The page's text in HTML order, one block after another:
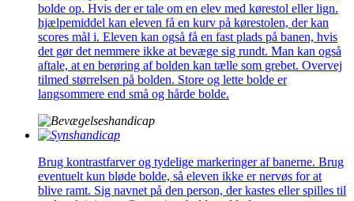
bolde op. Hvis der er tale om en elev med kørestol eller lign.
hjælpemiddel kan eleven få en kurv på kørestolen, der kan
scores mål i. Eleven kan også få en fast plads på banen, hvis
det gør det nemmere ikke at bevæge sig rundt. Man kan også
aftale, at en berøring af bolden kan tælle som grebet. Overvej
tilmed størrelsen på bolden. Store og lette bolde er
langsommere end små og hårde bolde.
Brug kontrastfarver og tydelige markeringer af banerne. Brug
eventuelt kun bløde bolde, så eleven ikke er nervøs for at
blive ramt. Sig navnet på den person, der kastes eller spilles til